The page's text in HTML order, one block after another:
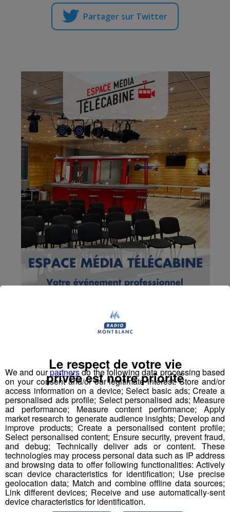
Partager sur Twitter
Samoëns : une fréquentation
touristique mitigée
Publié par La Rédaction Radio Mont Blanc-6 août 2021 à
16h45- Mis à jour le 9 août 2021 à 09h09
Radio Mont Blanc
Actus
Société
We and ourpartnersdo the following data processing based
on your consent and/or our legitimate interest: Store and/or
access information on a device; Select basic ads; Create a
personalised ads profile; Select personalised ads; Measure
ad performance; Measure content performance; Apply
market research to generate audience insights; Develop and
improve products; Create a personalised content profile;
Select personalised content; Ensure security, prevent fraud,
and debug; Technically deliver ads or content. These
technologies may process personal data such as IP address
and browsing data to offer following functionalities: Actively
scan device characteristics for identification; Use precise
geolocation data; Match and combine offline data sources;
Link different devices; Receive and use automatically-sent
device characteristics for identification.
Le respect de votre vie
privée est notre priorité